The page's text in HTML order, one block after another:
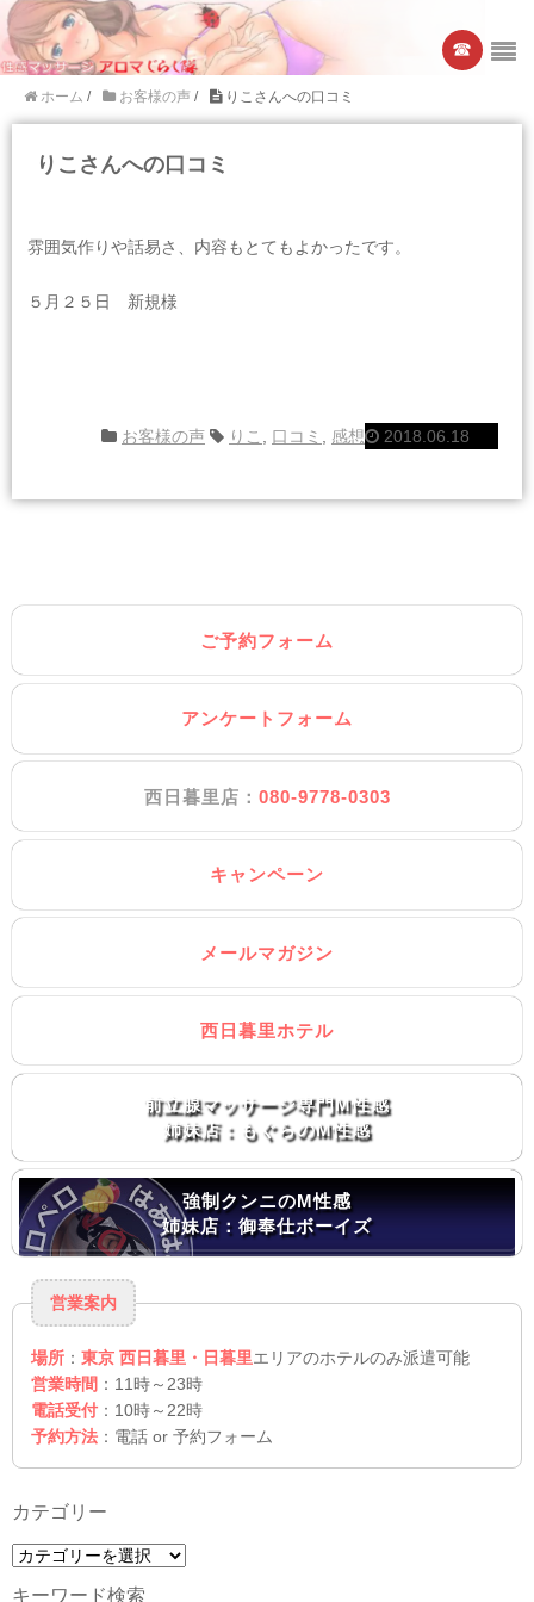
☎︎
ホーム / お客様の声 / りこさんへの口コミ
りこさんへの口コミ
雰囲気作りや話易さ、内容もとてもよかったです。
５月２５日 新規様
2018.06.18
お客様の声 りこ 口コミ 感想
ご予約フォーム
アンケートフォーム
西日暮里店： 080-9778-0303
キャンペーン
メールマガジン
西日暮里ホテル
前立腺マッサージ専門M性感
姉妹店：もぐらのM性感
強制クンニのM性感
姉妹店：御奉仕ボーイズ
営業案内
場所 ： 東京 西日暮里・日暮里エリアのホテルのみ派遣可能
営業時間 ：11時～23時
電話受付 ：10時～22時
予約方法 ：電話 or 予約フォーム
カテゴリー
カ
キーワード検索